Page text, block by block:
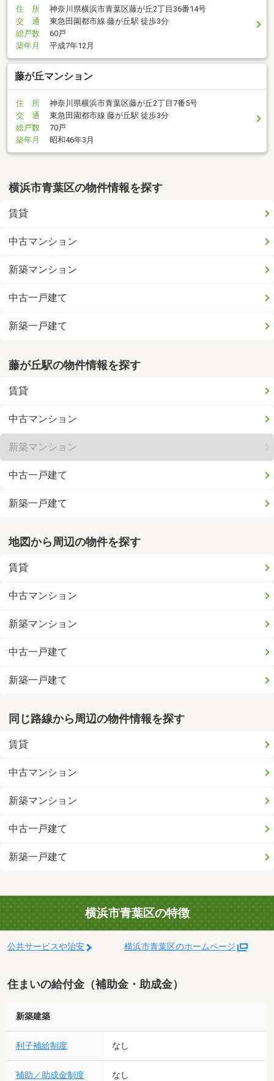
住 所
神奈川県横浜市青葉区藤が丘2丁目36番14号
交 通
東急田園都市線 藤が丘駅 徒歩3分
総戸数
60戸
築年月
平成7年12月
藤が丘マンション
住 所
神奈川県横浜市青葉区藤が丘2丁目7番5号
交 通
東急田園都市線 藤が丘駅 徒歩3分
総戸数
70戸
築年月
昭和46年3月
横浜市青葉区の物件情報を探す
賃貸
中古マンション
新築マンション
中古一戸建て
新築一戸建て
藤が丘駅の物件情報を探す
賃貸
中古マンション
新築マンション
中古一戸建て
新築一戸建て
地図から周辺の物件を探す
賃貸
中古マンション
新築マンション
中古一戸建て
新築一戸建て
同じ路線から周辺の物件情報を探す
賃貸
中古マンション
新築マンション
中古一戸建て
新築一戸建て
横浜市青葉区の特徴
公共サービスや治安 横浜市青葉区のホームページ
住まいの給付金（補助金・助成金）
新築建築
利子補給制度 なし
補助／助成金制度 なし